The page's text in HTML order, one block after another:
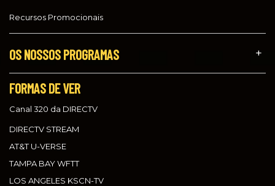
Recursos Promocionais
OS NOSSOS PROGRAMAS
FORMAS DE VER
Canal 320 da DIRECTV
DIRECTV STREAM
AT&T U-VERSE
TAMPA BAY WFTT
LOS ANGELES KSCN-TV